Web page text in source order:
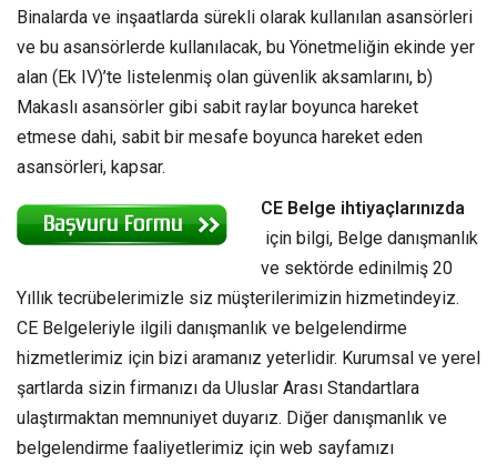
Binalarda ve inşaatlarda sürekli olarak kullanılan asansörleri
ve bu asansörlerde kullanılacak, bu Yönetmeliğin ekinde yer
alan (Ek IV)’te listelenmiş olan güvenlik aksamlarını, b)
Makaslı asansörler gibi sabit raylar boyunca hareket
etmese dahi, sabit bir mesafe boyunca hareket eden
asansörleri, kapsar.
CE Belge ihtiyaçlarınızda
için bilgi, Belge danışmanlık
ve sektörde edinilmiş 20
Yıllık tecrübelerimizle siz müşterilerimizin hizmetindeyiz.
CE Belgeleriyle ilgili danışmanlık ve belgelendirme
hizmetlerimiz için bizi aramanız yeterlidir. Kurumsal ve yerel
şartlarda sizin firmanızı da Uluslar Arası Standartlara
ulaştırmaktan memnuniyet duyarız. Diğer danışmanlık ve
belgelendirme faaliyetlerimiz için web sayfamızı